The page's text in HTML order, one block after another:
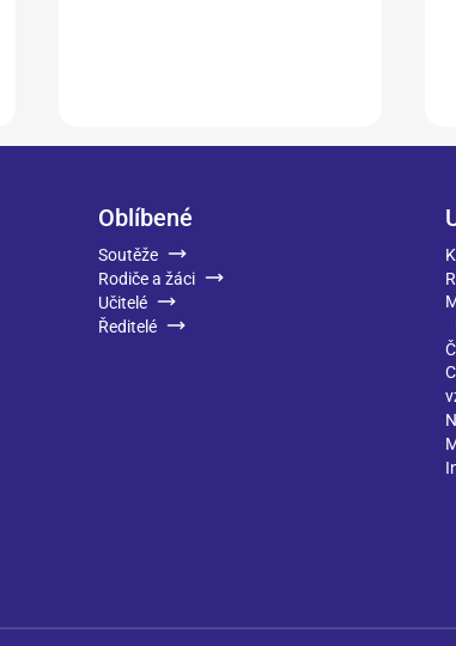
Oblíbené
Soutěže
Rodiče a žáci
Učitelé
Ředitelé